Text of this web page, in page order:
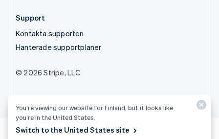
Support
Kontakta supporten
Hanterade supportplaner
© 2026 Stripe, LLC
You’re viewing our website for Finland, but it looks like
you’re in the United States.
Switch to the United States site